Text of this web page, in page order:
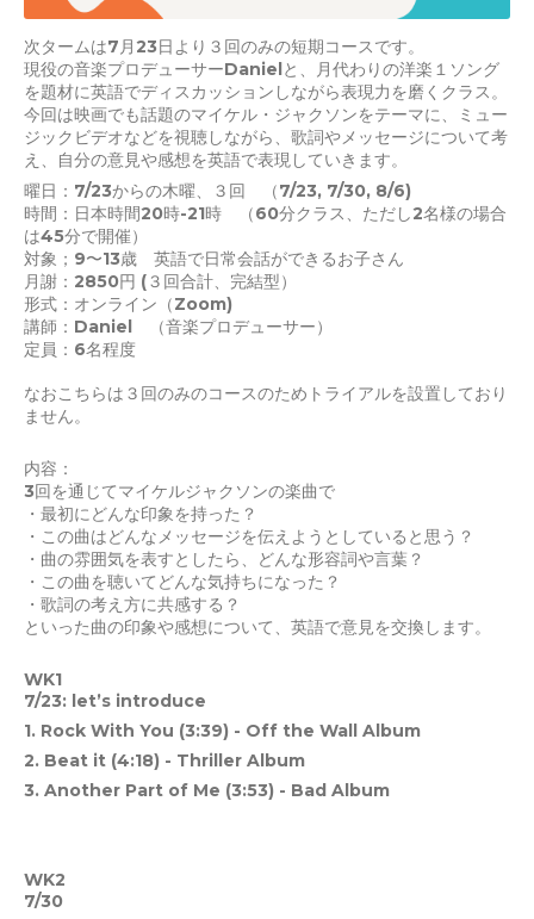
次タームは7月23日より３回のみの短期コースです。
現役の音楽プロデューサーDanielと、月代わりの洋楽１ソング
を題材に英語でディスカッションしながら表現力を磨くクラス。
今回は映画でも話題のマイケル・ジャクソンをテーマに、ミュー
ジックビデオなどを視聴しながら、歌詞やメッセージについて考
え、自分の意見や感想を英語で表現していきます。
曜日：7/23からの木曜、３回 （7/23, 7/30, 8/6)
時間：日本時間20時-21時 （60分クラス、ただし2名様の場合
は45分で開催）
対象；9〜13歳 英語で日常会話ができるお子さん
月謝：2850円 (３回合計、完結型）
形式：オンライン（Zoom)
講師：Daniel （音楽プロデューサー）
定員：6名程度
なおこちらは３回のみのコースのためトライアルを設置しており
ません。
内容：
3回を通じてマイケルジャクソンの楽曲で
・最初にどんな印象を持った？
・この曲はどんなメッセージを伝えようとしていると思う？
・曲の雰囲気を表すとしたら、どんな形容詞や言葉？
・この曲を聴いてどんな気持ちになった？
・歌詞の考え方に共感する？
といった曲の印象や感想について、英語で意見を交換します。
WK1
7/23: let’s introduce
1. Rock With You (3:39) - Off the Wall Album
2. Beat it (4:18) - Thriller Album
3. Another Part of Me (3:53) - Bad Album
WK2
7/30